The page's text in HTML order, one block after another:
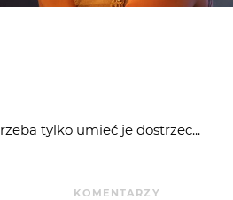
tylko umieć je dostrzec...
KOMENTARZY